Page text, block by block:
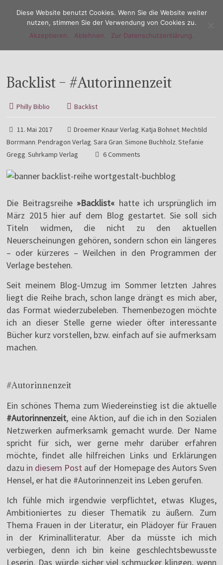
Menu
Backlist – #Autorinnenzeit
Philly Biblio Backlist
11. Mai 2017 Droemer Knaur Verlag,Katja Bohnet,Mechtild
Borrmann,Pendragon Verlag,Sara Gran,Simone Buchholz,Stefanie
Gregg,Suhrkamp Verlag 6 Comments
Die Beitragsreihe »Backlist« hatte ich ursprünglich im
März 2015 hier auf dem Blog gestartet. Sie soll sich
Titeln widmen, die nicht zu den aktuellen
Neuerscheinungen gehören, sondern schon ein längeres
– oder kürzeres – Weilchen in den Programmen der
Verlage bestehen.
Seit meinem Blog-Umzug im Sommer letzten Jahres
liegt die Reihe brach, schon lange drängt es mich aber,
das Format wiederzubeleben. Themenbezogen möchte
ich an dieser Stelle gerne wieder öfter interessante
Bücher kurz vorstellen, bzw. einfach auf sie aufmerksam
machen.
#Autorinnenzeit
Ein schönes Thema zum Wiedereinstieg ist die aktuelle
#Autorinnenzeit, eine Aktion, auf die ich in den Sozialen
Netzwerken aufmerksamk gemacht wurde. Der Name
spricht für sich, wer gerne mehr darüber erfahren
möchte, findet alle hilfreichen Links und Erklärungen
dazu in diesem Post auf der Homepage des Autors Sven
Hensel, er hat die #Autorinnenzeit ins Leben gerufen.
Ich fühle mich irgendwie verpflichtet, etwas Kluges,
Ambitioniertes zu dieser Thematik zu äußern. Zum
Thema Frauen in der Literatur, ein Plädoyer für Frauen
in der Kriminalliteratur. Aber da müsste ich mich
verbiegen, denn ich bin keine geschlechtsbewusste
Leserin. Das würde sicher viel schmucker klingen, wenn
Diese Website benutzt Cookies. Wenn Sie die Website weiter
nutzen, stimmen Sie der Verwendung von Cookies zu.
Akzeptieren.
Ablehnen. Zur Datenschutzerklärung.